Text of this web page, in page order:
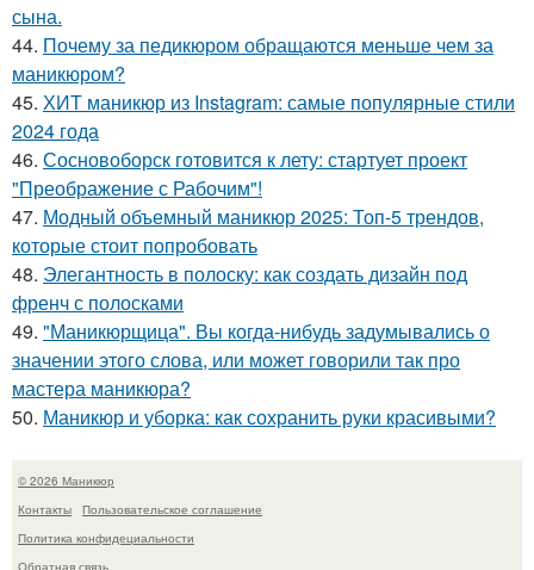
сына.
44. Почему за педикюром обращаются меньше чем за
маникюром?
45. ХИТ маникюр из Instagram: самые популярные стили
2024 года
46. Сосновоборск готовится к лету: стартует проект
"Преображение с Рабочим"!
47. Модный объемный маникюр 2025: Топ-5 трендов,
которые стоит попробовать
48. Элегантность в полоску: как создать дизайн под
френч с полосками
49. "Маникюрщица". Вы когда-нибудь задумывались о
значении этого слова, или может говорили так про
мастера маникюра?
50. Маникюр и уборка: как сохранить руки красивыми?
© 2026 Маникюр
Контакты
Пользовательское соглашение
Политика конфидециальности
Обратная связь